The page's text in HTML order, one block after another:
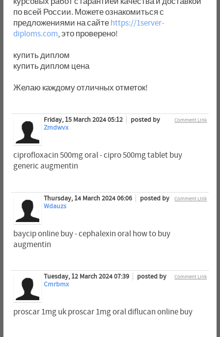
по всей России. Можете ознакомиться с
предложениями на сайте https://1server-
diploms.com, это проверено!
купить диплом
купить диплом цена
Желаю каждому отличных отметок!
Comment Link
Friday, 15 March 2024 05:12
posted by
Zmdwvx
ciprofloxacin 500mg oral - cipro 500mg tablet buy
generic augmentin
Comment Link
Thursday, 14 March 2024 06:06
posted by
Wdauzs
baycip online buy - cephalexin oral how to buy
augmentin
Comment Link
Tuesday, 12 March 2024 07:39
posted by
Cmrbmx
proscar 1mg uk proscar 1mg oral diflucan online buy